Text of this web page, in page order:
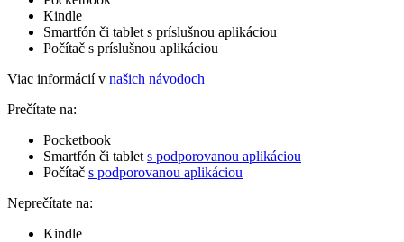
Kindle
Smartfón či tablet s príslušnou aplikáciou
Počítač s príslušnou aplikáciou
Viac informácií v našich návodoch
Prečítate na:
Pocketbook
Smartfón či tablet s podporovanou aplikáciou
Počítač s podporovanou aplikáciou
Neprečítate na:
Kindle